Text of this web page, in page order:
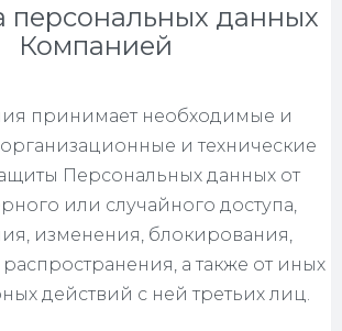
персональных данных
Компанией
принимает необходимые и
и технические
Персональных данных от
или случайного доступа,
изменения, блокирования,
а также от иных
действий с ней третьих лиц.